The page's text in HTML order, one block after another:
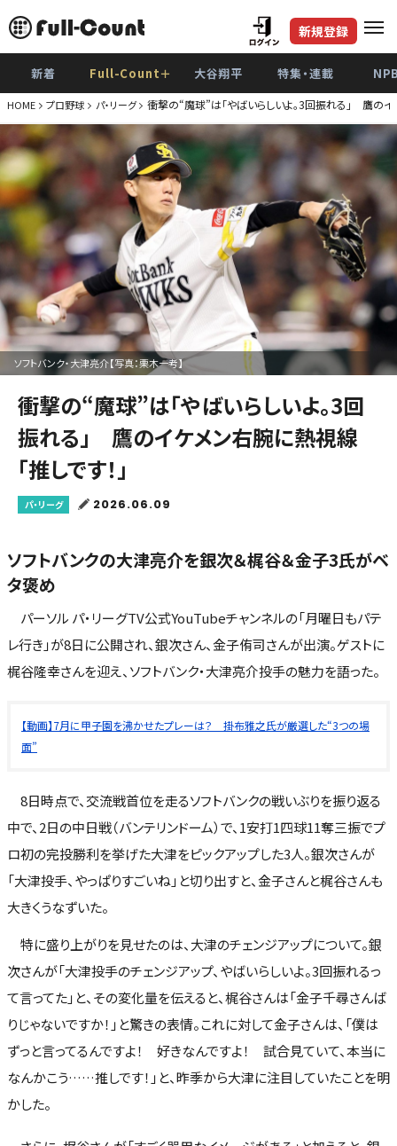
新規登録
新着 Full-Count＋ 大谷翔平 特集・連載
HOME プロ野球 パ・リーグ 衝撃の“魔球”は「やばいらしいよ。3回振れる」 鷹のイ
ソフトバンク・大津亮介【写真：栗木一考】
衝撃の“魔球”は「やばいらしいよ。3回
振れる」 鷹のイケメン右腕に熱視線
「推しです！」
パ・リーグ 2026.06.09
ソフトバンクの大津亮介を銀次＆梶谷＆金子3氏がベ
タ褒め
パーソル パ・リーグTV公式YouTubeチャンネルの「月曜日もパテ
レ行き」が8日に公開され、銀次さん、金子侑司さんが出演。ゲストに
梶谷隆幸さんを迎え、ソフトバンク・大津亮介投手の魅力を語った。
【動画】7月に甲子園を沸かせたプレーは？ 掛布雅之氏が厳選した“3つの場
面”
8日時点で、交流戦首位を走るソフトバンクの戦いぶりを振り返る
中で、2日の中日戦（バンテリンドーム）で、1安打1四球11奪三振でプ
ロ初の完投勝利を挙げた大津をピックアップした3人。銀次さんが
「大津投手、やっぱりすごいね」と切り出すと、金子さんと梶谷さんも
大きくうなずいた。
特に盛り上がりを見せたのは、大津のチェンジアップについて。銀
次さんが「大津投手のチェンジアップ、やばいらしいよ。3回振れるっ
て言ってた」と、その変化量を伝えると、梶谷さんは「金子千尋さんば
りじゃないですか！」と驚きの表情。これに対して金子さんは、「僕は
ずっと言ってるんですよ！ 好きなんですよ！ 試合見ていて、本当に
なんかこう……推しです！」と、昨季から大津に注目していたことを明
かした。